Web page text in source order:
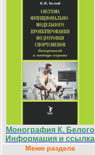
Монография К. Белого
Информация и ссылка
Меню раздела